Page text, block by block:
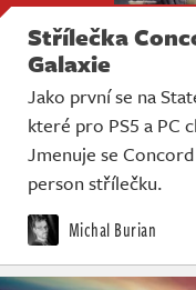
Střílečka
Galaxie
Jako první se na
které pro PS5 a PC
Jmenuje se
person střílečku.
Michal Burian